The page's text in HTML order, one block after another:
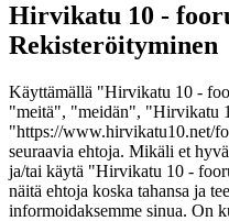
Hirvikatu 10 -
Rekisteröityminen
Käyttämällä "Hirvikatu 10 -
"meitä", "meidän", "Hirvikatu
"https://www.hirvikatu10.net/
seuraavia ehtoja. Mikäli et
ja/tai käytä "Hirvikatu 10 -
näitä ehtoja koska tahansa ja
informoidaksemme sinua. On